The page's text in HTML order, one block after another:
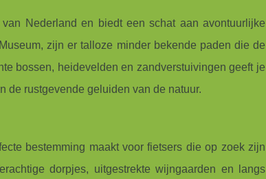
Nederland en biedt een schat aan avontuurlijke
zijn er talloze minder bekende paden die de
bossen, heidevelden en zandverstuivingen geeft je
de rustgevende geluiden van de natuur.
bestemming maakt voor fietsers die op zoek zijn
dorpjes, uitgestrekte wijngaarden en langs